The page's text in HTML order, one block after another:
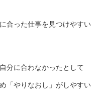
合った仕事を見つけやすい
分に合わなかったとして
「やりなおし」がしやすい